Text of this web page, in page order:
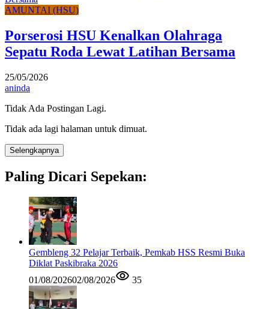
AMUNTAI (HSU)
Porserosi HSU Kenalkan Olahraga
Sepatu Roda Lewat Latihan Bersama
25/05/2026
aninda
Tidak Ada Postingan Lagi.
Tidak ada lagi halaman untuk dimuat.
Selengkapnya
Paling Dicari Sepekan:
Gembleng 32 Pelajar Terbaik, Pemkab HSS Resmi Buka
Diklat Paskibraka 2026
01/08/202602/08/2026 35